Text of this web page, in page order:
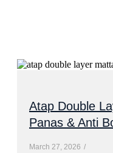
Atap Double
Panas & Anti
March 27, 2026 /